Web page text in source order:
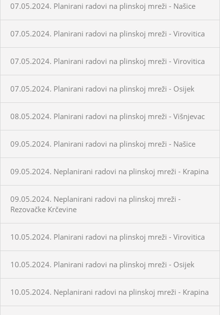
07.05.2024. Planirani radovi na plinskoj mreži - Našice
07.05.2024. Planirani radovi na plinskoj mreži - Virovitica
07.05.2024. Planirani radovi na plinskoj mreži - Virovitica
07.05.2024. Planirani radovi na plinskoj mreži - Osijek
08.05.2024. Planirani radovi na plinskoj mreži - Višnjevac
09.05.2024. Planirani radovi na plinskoj mreži - Našice
09.05.2024. Neplanirani radovi na plinskoj mreži - Krapina
09.05.2024. Neplanirani radovi na plinskoj mreži -
Rezovačke Krčevine
10.05.2024. Planirani radovi na plinskoj mreži - Virovitica
10.05.2024. Planirani radovi na plinskoj mreži - Osijek
10.05.2024. Neplanirani radovi na plinskoj mreži - Krapina